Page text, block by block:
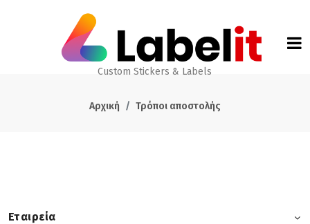
Custom Stickers & Labels
Αρχική Τρόποι αποστολής
Εταιρεία